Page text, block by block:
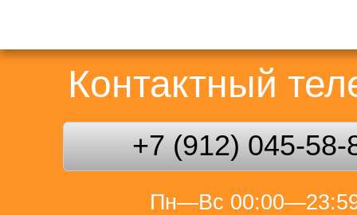
Контактный
+7 (912) 045-58-
Пн—Вс